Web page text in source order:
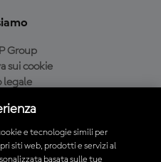
Group
sui cookie
legale
acquisto
e tecnologie simili per
siti web, prodotti e servizi al
basata sulle tue